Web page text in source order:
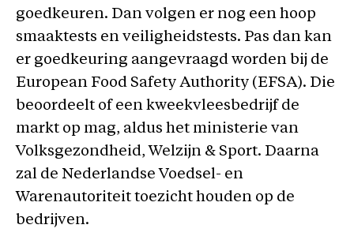
goedkeuren. Dan volgen er nog een hoop
smaaktests en veiligheidstests. Pas dan kan
er goedkeuring aangevraagd worden bij de
European Food Safety Authority (EFSA). Die
beoordeelt of een kweekvleesbedrijf de
markt op mag, aldus het ministerie van
Volksgezondheid, Welzijn & Sport. Daarna
zal de Nederlandse Voedsel- en
Warenautoriteit toezicht houden op de
bedrijven.